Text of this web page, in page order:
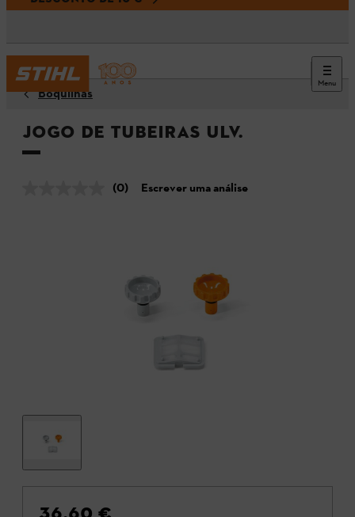
Menu
Boquilhas
Jogo de tubeiras ULV.
(0) Escrever uma análise